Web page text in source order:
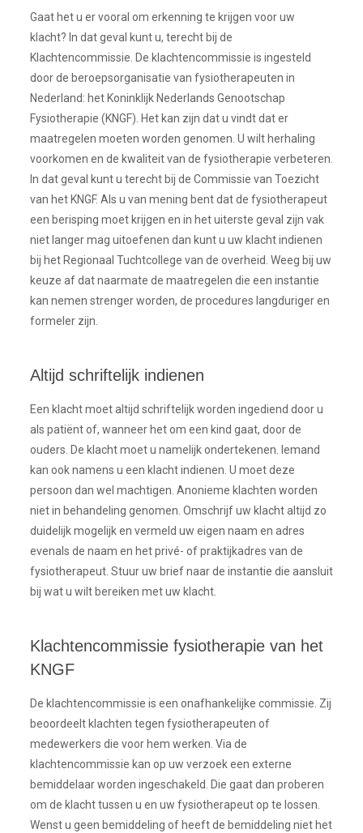
Gaat het u er vooral om erkenning te krijgen voor uw
klacht? In dat geval kunt u, terecht bij de
Klachtencommissie. De klachtencommissie is ingesteld
door de beroepsorganisatie van fysiotherapeuten in
Nederland: het Koninklijk Nederlands Genootschap
Fysiotherapie (KNGF). Het kan zijn dat u vindt dat er
maatregelen moeten worden genomen. U wilt herhaling
voorkomen en de kwaliteit van de fysiotherapie verbeteren.
In dat geval kunt u terecht bij de Commissie van Toezicht
van het KNGF. Als u van mening bent dat de fysiotherapeut
een berisping moet krijgen en in het uiterste geval zijn vak
niet langer mag uitoefenen dan kunt u uw klacht indienen
bij het Regionaal Tuchtcollege van de overheid. Weeg bij uw
keuze af dat naarmate de maatregelen die een instantie
kan nemen strenger worden, de procedures langduriger en
formeler zijn.
Altijd schriftelijk indienen
Een klacht moet altijd schriftelijk worden ingediend door u
als patiënt of, wanneer het om een kind gaat, door de
ouders. De klacht moet u namelijk ondertekenen. Iemand
kan ook namens u een klacht indienen. U moet deze
persoon dan wel machtigen. Anonieme klachten worden
niet in behandeling genomen. Omschrijf uw klacht altijd zo
duidelijk mogelijk en vermeld uw eigen naam en adres
evenals de naam en het privé- of praktijkadres van de
fysiotherapeut. Stuur uw brief naar de instantie die aansluit
bij wat u wilt bereiken met uw klacht.
Klachtencommissie fysiotherapie van het
KNGF
De klachtencommissie is een onafhankelijke commissie. Zij
beoordeelt klachten tegen fysiotherapeuten of
medewerkers die voor hem werken. Via de
klachtencommissie kan op uw verzoek een externe
bemiddelaar worden ingeschakeld. Die gaat dan proberen
om de klacht tussen u en uw fysiotherapeut op te lossen.
Wenst u geen bemiddeling of heeft de bemiddeling niet het